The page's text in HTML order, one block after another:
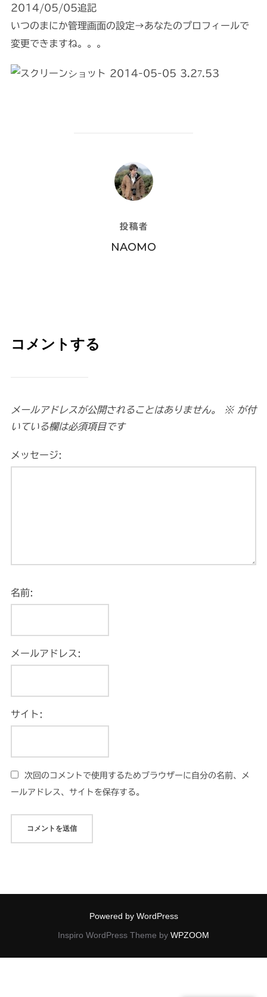
2014/05/05追記
いつのまにか管理画面の設定→あなたのプロフィールで
変更できますね。。。
投稿者
投稿者
NAOMO
コメントする
メールアドレスが公開されることはありません。 ※が付
いている欄は必須項目です
メッセージ:
名前:
メールアドレス:
サイト:
次回のコメントで使用するためブラウザーに自分の名前、メ
ールアドレス、サイトを保存する。
Powered by WordPress
Inspiro WordPress Theme by WPZOOM